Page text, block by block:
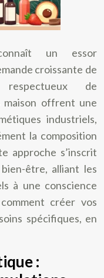
un essor
croissante de
de
maison offrent une
industriels,
la composition
approche s’inscrit
être, alliant les
à une conscience
créer vos
spécifiques, en
: